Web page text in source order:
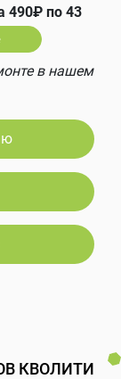
490₽ по 43
в нашем
КВОЛИТИ